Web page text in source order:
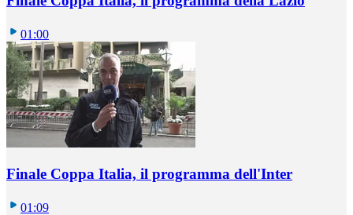
01:00
Finale Coppa Italia, il programma dell'Inter
01:09